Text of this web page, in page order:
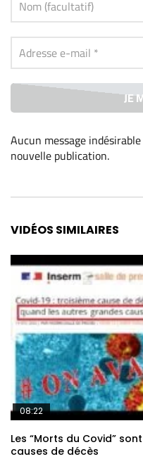
Aucun message
nouvelle publication.
VIDÉOS SIMILAIRES
08:22
Les “Morts du Covid”
causes de décès